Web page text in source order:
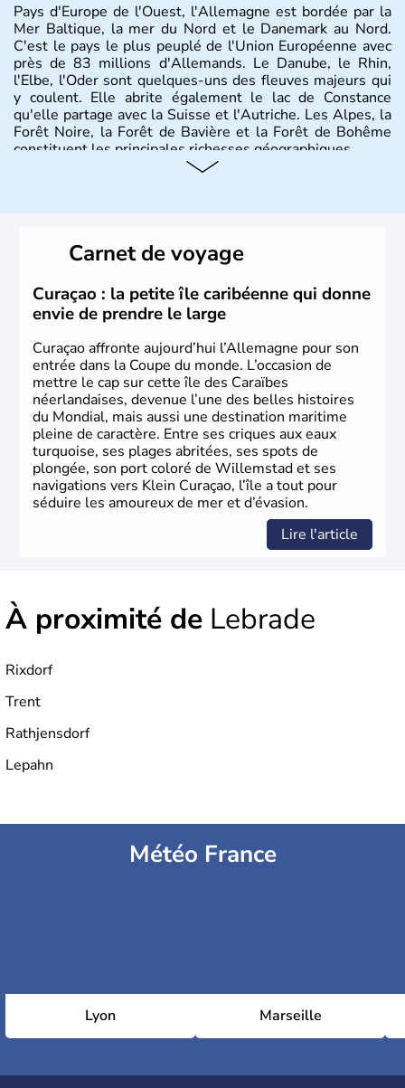
Pays d'Europe de l'Ouest, l'Allemagne est bordée par la
Mer Baltique, la mer du Nord et le Danemark au Nord.
C'est le pays le plus peuplé de l'Union Européenne avec
près de 83 millions d'Allemands. Le Danube, le Rhin,
l'Elbe, l'Oder sont quelques-uns des fleuves majeurs qui
y coulent. Elle abrite également le lac de Constance
qu'elle partage avec la Suisse et l'Autriche. Les Alpes, la
Forêt Noire, la Forêt de Bavière et la Forêt de Bohême
constituent les principales richesses géographiques.
lesquelles bénéficient d'une grande autonomie. Le pays
peut se targuer de grands noms qu'il a vu naître dans tous
les domaines, des arts à la politique en passant par la
philosophie. Hertz, Gutenberg, Heidegger, Thomas Mann,
Herman Hesse ou bien Hegel en font partie.
Carnet de voyage
Curaçao : la petite île caribéenne qui donne
envie de prendre le large
Curaçao affronte aujourd’hui l’Allemagne pour son
entrée dans la Coupe du monde. L’occasion de
mettre le cap sur cette île des Caraïbes
néerlandaises, devenue l’une des belles histoires
du Mondial, mais aussi une destination maritime
pleine de caractère. Entre ses criques aux eaux
turquoise, ses plages abritées, ses spots de
plongée, son port coloré de Willemstad et ses
navigations vers Klein Curaçao, l’île a tout pour
séduire les amoureux de mer et d’évasion.
Lire l'article
À proximité de Lebrade
Rixdorf
Trent
Rathjensdorf
Lepahn
Météo France
Lyon Marseille